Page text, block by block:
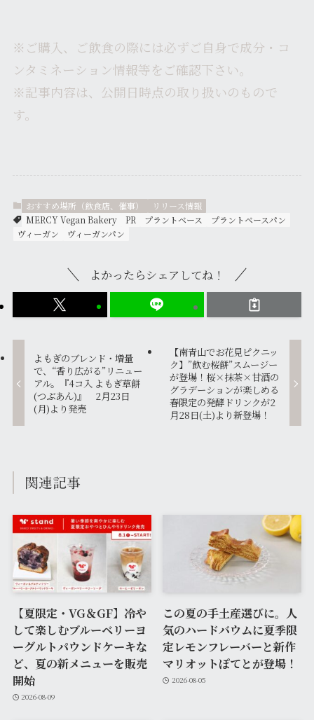
※ご購入、ご飲食の際には必ずご自身で成分・コ
ンタミネーション情報等をご確認下さい。
※記事内容は、公開日時点の取り扱いのもので
す。
おすすめ場所（飲食店、催事）
リリース情報
MERCY Vegan Bakery
PR プラントベース
プラントベースパン
ヴィーガン
ヴィーガンパン
よかったらシェアしてね！
よもぎのブレンド・増量
で、“香り広がる”リニュー
アル。『4コ入 よもぎ草餅
(つぶあん)』 2月23日
(月)より発売
【南青山でお花見ピクニッ
ク】”飲む桜餅”スムージー
が登場！桜×抹茶×甘酒の
グラデーションが楽しめる
春限定の発酵ドリンクが2
月28日(土)より新登場！
関連記事
【夏限定・VG＆GF】冷や
して楽しむブルーベリーヨ
ーグルトパウンドケーキな
ど、夏の新メニューを販売
開始
2026-08-09
この夏の手土産選びに。人
気のハードバウムに夏季限
定レモンフレーバーと新作
マリオットぽてとが登場！
2026-08-05